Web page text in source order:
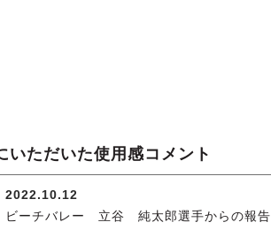
ただいた使用感コメント
2022.10.12
ビーチバレー 立谷 純太郎選手からの報告